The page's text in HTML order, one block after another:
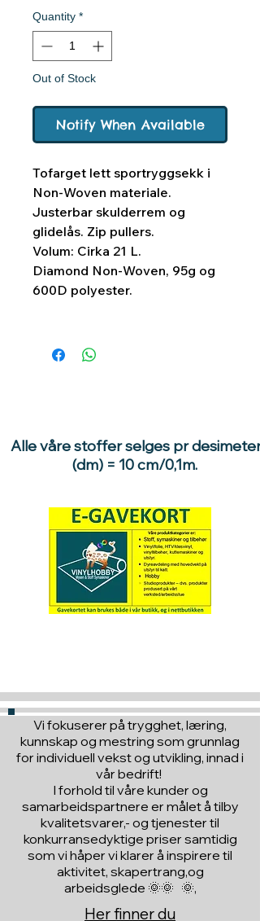
Quantity *
Out of Stock
Notify When Available
Tofarget lett sportryggsekk i
Non-Woven materiale.
Justerbar skulderrem og
glidelås. Zip pullers.
Volum: Cirka 21 L.
Diamond Non-Woven, 95g og
600D polyester.
Alle våre stoffer selges pr desimeter
(dm) = 10 cm/0,1m.
Vi fokuserer på trygghet, læring,
kunnskap og mestring som grunnlag
for individuell vekst og utvikling, innad i
vår bedrift!
I forhold til våre kunder og
samarbeidspartnere er målet å tilby
kvalitetsvarer,- og tjenester til
konkurransedyktige priser samtidig
som vi håper vi klarer å inspirere til
aktivitet, skapertrang,og
arbeidsglede 🌞🌞 🌞,
Her finner du